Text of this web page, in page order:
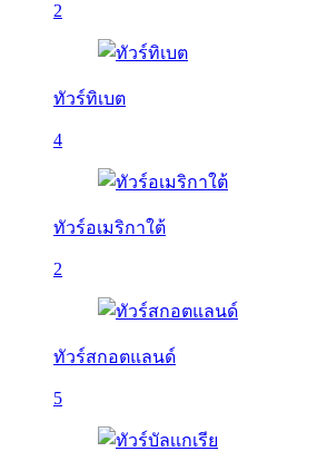
2
ทัวร์ทิเบต
4
ทัวร์อเมริกาใต้
2
ทัวร์สกอตแลนด์
5